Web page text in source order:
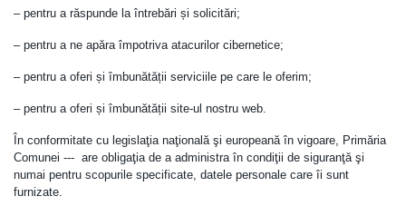
– pentru a răspunde la întrebări și solicitări;
– pentru a ne apăra împotriva atacurilor cibernetice;
– pentru a oferi și îmbunătății serviciile pe care le oferim;
– pentru a oferi și îmbunătății site-ul nostru web.
În conformitate cu legislaţia naţională şi europeană în vigoare, Primăria
Comunei --- are obligaţia de a administra în condiţii de siguranţă şi
numai pentru scopurile specificate, datele personale care îi sunt
furnizate.